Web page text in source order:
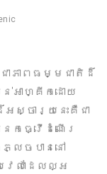
ាភាពធម្មជាតិដ៏
អាហ្គីកដោយ
ចារ្យនេះគឺជា
កធ្វើដំណើរ
េចបាននៅ
េលាដែលល្អ